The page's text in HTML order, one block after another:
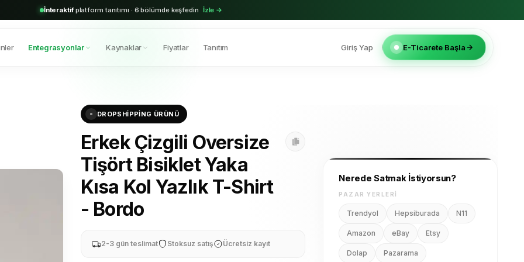
aktif bayi · Shopify & Trendyol entegrasyonu hazır Hemen başla →
Entegrasyonlar Kaynaklar Fiyatlar Tanıtım Giriş Yap E-Ticarete Başla
DROPSHIPPING ÜRÜNÜ
Erkek Çizgili Oversize
Tişört Bisiklet Yaka
Kısa Kol Yazlık T-Shirt
- Bordo
2-3 gün teslimat Stoksuz satış Ücretsiz kayıt
Nerede Satmak İstiyorsun?
PAZAR YERLERI
Trendyol Hepsiburada N11
Amazon eBay Etsy
Dolap Pazarama